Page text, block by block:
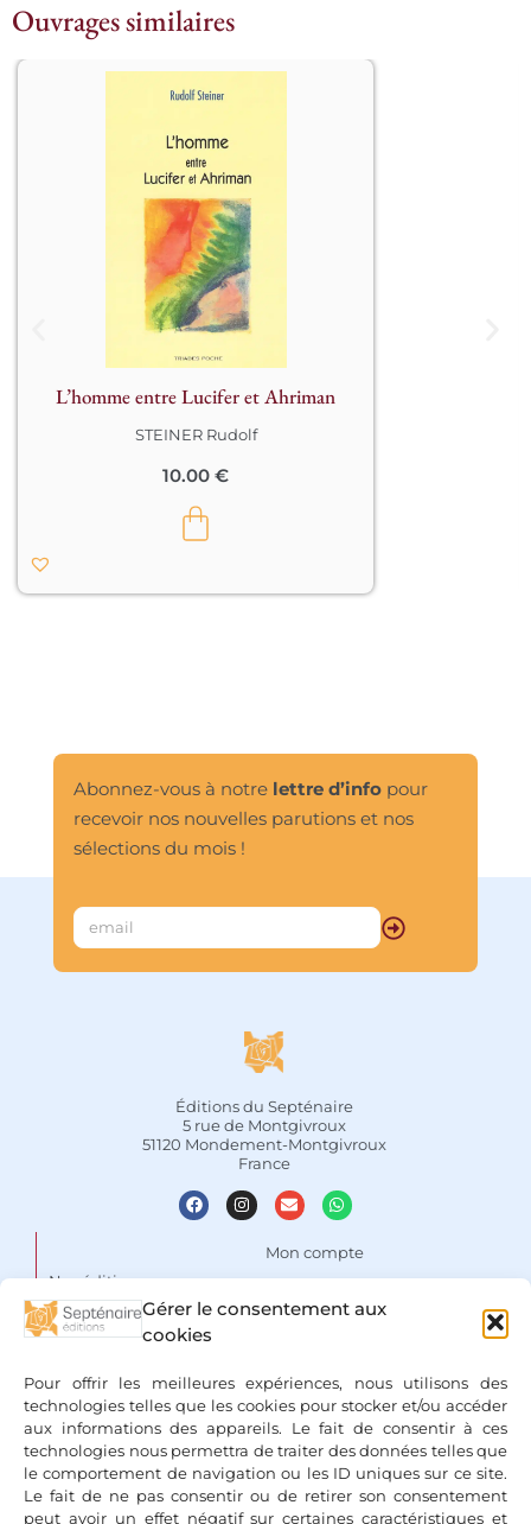
Gérer le consentement aux
cookies
Pour offrir les meilleures expériences, nous utilisons des
technologies telles que les cookies pour stocker et/ou accéder
aux informations des appareils. Le fait de consentir à ces
technologies nous permettra de traiter des données telles que
le comportement de navigation ou les ID uniques sur ce site.
Le fait de ne pas consentir ou de retirer son consentement
peut avoir un effet négatif sur certaines caractéristiques et
Ouvrages similaires
forces révolutionnaires (lucifériennes)
et les forces conservatrices
(ahrimaniennes) se combattent dans
l’univers, et aussi dans l’organisme
humain. Notre corps est un champ de
bataille où s’affrontent des puissances
qui n’ont rien d’humain. L’espace
libre qui nous est laissé est fin comme
le fil d’un rasoir.
L’homme entre Lucifer et Ahriman
STEINER Rudolf
10.00 €
Abonnez-vous à notre lettre d’infopour
recevoir nos nouvelles parutions et nos
sélections du mois !
Éditions du Septénaire
5 rue de Montgivroux
51120 Mondement-Montgivroux
France
Nos éditions
Auteurs
Espace libraires
Nous contacter
Mon compte
Conditions Générales de
Vente
Mentions légales & Politique
de confidentialité